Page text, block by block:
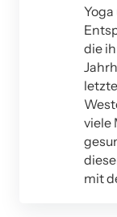
die
viele
mit
20. September